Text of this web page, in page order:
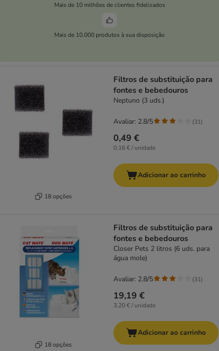
Mais de 10 milhões de clientes fidelizados
Mais de 10.000 produtos à sua disposição
18 opções
Filtros de substituição para
fontes e bebedouros
Neptuno (3 uds.)
0,49 €
0,16 € / unidade
Avaliar: 2.8/5 (31)
Adicionar ao carrinho
18 opções
Filtros de substituição para
fontes e bebedouros
Closer Pets 2 litros (6 uds. para
água mole)
19,19 €
3,20 € / unidade
Avaliar: 2.8/5 (31)
Adicionar ao carrinho